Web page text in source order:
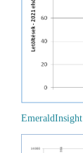
EmeraldInsight